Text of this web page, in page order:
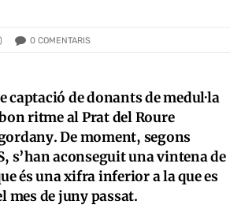
0 COMENTARIS
captació de donants de medul·la
ritme al Prat del Roure
De moment, segons
s’han aconseguit una vintena de
és una xifra inferior a la que es
mes de juny passat.